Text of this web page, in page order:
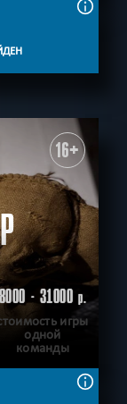
16+
- 31000р.
игры
одной
команды